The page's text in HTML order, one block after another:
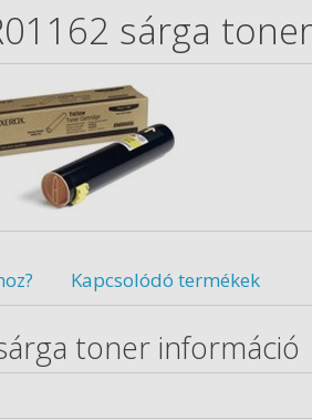
sárga toner
Kapcsolódó termékek
toner információ